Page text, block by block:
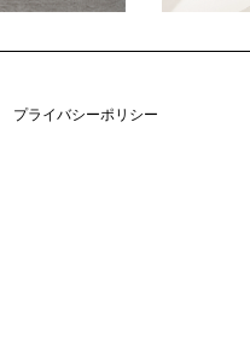
プライバシーポリシー